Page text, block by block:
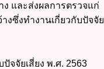
และส่งผลการตรวจแก่
งซึ่งทำงานเกี่ยวกับปัจจัย
จจัยเสี่ยง พ.ศ. 2563